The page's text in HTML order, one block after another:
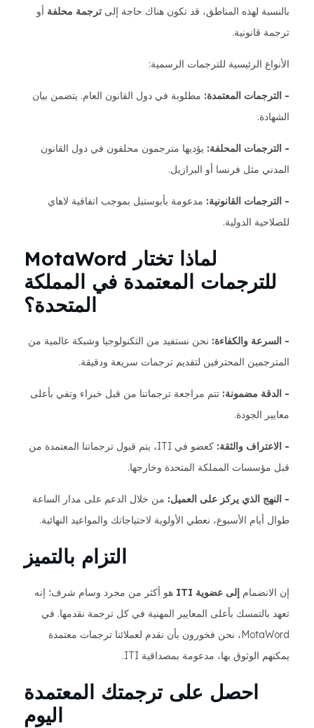
بالنسبة لهذه المناطق، قد تكون هناك حاجة إلى ترجمة محلفة أو
ترجمة قانونية.
الأنواع الرئيسية للترجمات الرسمية:
- الترجمات المعتمدة: مطلوبة في دول القانون العام. يتضمن بيان
الشهادة.
- الترجمات المحلفة: يؤديها مترجمون محلفون في دول القانون
المدني مثل فرنسا أو البرازيل.
- الترجمات القانونية: مدعومة بأبوستيل بموجب اتفاقية لاهاي
للصلاحية الدولية.
لماذا تختار MotaWord
للترجمات المعتمدة في المملكة
المتحدة؟
- السرعة والكفاءة: نحن نستفيد من التكنولوجيا وشبكة عالمية من
المترجمين المحترفين لتقديم ترجمات سريعة ودقيقة.
- الدقة مضمونة: تتم مراجعة ترجماتنا من قبل خبراء وتفي بأعلى
معايير الجودة.
- الاعتراف والثقة:
كعضو في ITI، يتم قبول ترجماتنا المعتمدة من
قبل مؤسسات المملكة المتحدة وخارجها.
- النهج الذي يركز على العميل: من خلال الدعم على مدار الساعة
طوال أيام الأسبوع، نعطي الأولوية لاحتياجاتك والمواعيد النهائية.
التزام بالتميز
إن الانضمام إلى عضوية ITI
هو أكثر من مجرد وسام شرف؛ إنه
تعهد بالتمسك بأعلى المعايير المهنية في كل ترجمة نقدمها. في
MotaWord، نحن فخورون بأن نقدم لعملائنا ترجمات معتمدة
يمكنهم الوثوق بها، مدعومة بمصداقية ITI.
احصل على ترجمتك المعتمدة
اليوم